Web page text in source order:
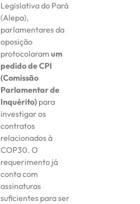
Legislativa do Pará
(Alepa),
parlamentares da
oposição
protocolaramum
pedido de CPI
(Comissão
Parlamentar de
Inquérito) para
investigar os
contratos
relacionados à
COP30. O
requerimento já
conta com
assinaturas
suficientes para ser